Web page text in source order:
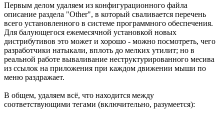
Первым делом удаляем из конфигурационного файла
описание раздела "Other", в который сваливается перечень
всего установленного в системе программного обеспечения.
Для балующегося ежемесячной установкой новых
дистрибутивов это может и хорошо - можно посмотреть, чего
разработчики натыкали, вплоть до мелких утилит; но в
реальной работе вываливание неструктурированного месива
из ссылок на приложения при каждом движении мыши по
меню раздражает.
В общем, удаляем всё, что находится между
соответствующими тегами (включительно, разумеется):